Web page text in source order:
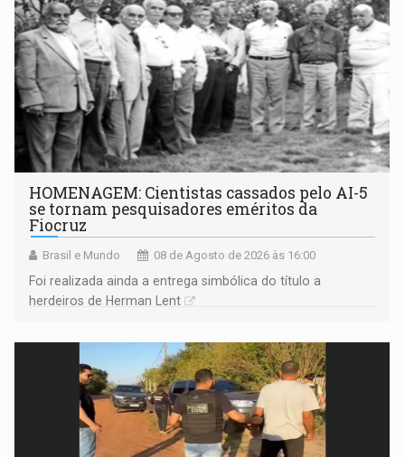
HOMENAGEM: Cientistas cassados pelo AI-5
se tornam pesquisadores eméritos da
Fiocruz
Brasil e Mundo 08 de Agosto de 2026 às 16:00
Foi realizada ainda a entrega simbólica do título a
herdeiros de Herman Lent